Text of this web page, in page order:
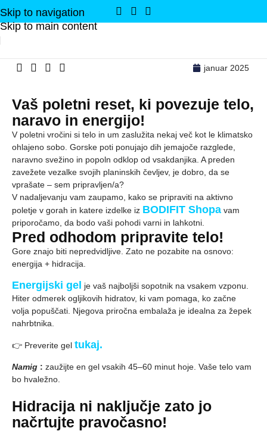
Skip to navigation
Skip to main content
januar 2025
Vaš poletni reset, ki povezuje telo,
naravo in energijo!
V poletni vročini si telo in um zaslužita nekaj več kot le klimatsko
ohlajeno sobo. Gorske poti ponujajo dih jemajoče razglede,
naravno svežino in popoln odklop od vsakdanjika. A preden
zavežete vezalke svojih planinskih čevljev, je dobro, da se
vprašate – sem pripravljen/a?
V nadaljevanju vam zaupamo, kako se pripraviti na aktivno
poletje v gorah in katere izdelke iz BODIFIT Shopa vam
priporočamo, da bodo vaši pohodi varni in lahkotni.
Pred odhodom pripravite telo!
Gore znajo biti nepredvidljive. Zato ne pozabite na osnovo:
energija + hidracija.
Energijski gel
je vaš najboljši sopotnik na vsakem vzponu.
Hiter odmerek ogljikovih hidratov, ki vam pomaga, ko začne
volja popuščati. Njegova priročna embalaža je idealna za žepek
nahrbtnika.
👉 Preverite gel tukaj.
Namig : zaužijte en gel vsakih 45–60 minut hoje. Vaše telo vam
bo hvaležno.
Hidracija ni naključje zato jo
načrtujte pravočasno!